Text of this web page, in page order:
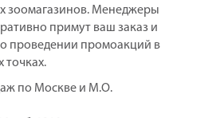
зоомагазинов. Менеджеры
примут ваш заказ и
проведении промоакций в
точках.
по Москве и М.О.